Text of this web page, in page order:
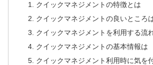
クイックマネジメントの特徴とは
クイックマネジメントの良いところ
クイックマネジメントを利用する流
クイックマネジメントの基本情報は
クイックマネジメント利用時に気を